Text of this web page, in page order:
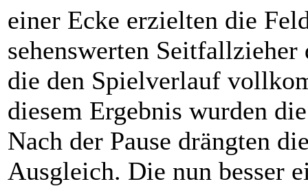
einer Ecke erzielten die
sehenswerten
die den Spielverlauf
diesem Ergebnis wurden
Nach der Pause drängten
Ausgleich. Die nun besser